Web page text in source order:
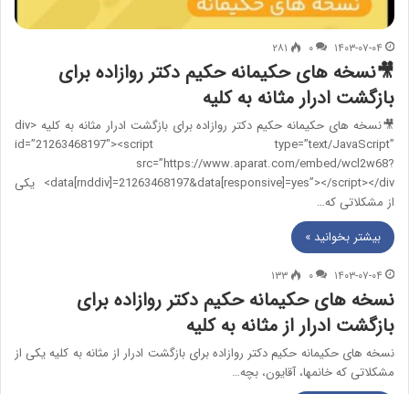
۱۴۰۳-۰۷-۰۴ ۰ ۲۸۱
🎥نسخه های حکیمانه حکیم دکتر روازاده برای
بازگشت ادرار مثانه به کلیه
🎥نسخه های حکیمانه حکیم دکتر روازاده برای بازگشت ادرار مثانه به کلیه <div
id=”21263468197″><script type=”text/JavaScript”
src=”https://www.aparat.com/embed/wcl2w68?
data[rnddiv]=21263468197&data[responsive]=yes”></script></div> یکی
از مشکلاتی که…
بیشتر بخوانید »
۱۴۰۳-۰۷-۰۴ ۰ ۱۳۳
نسخه های حکیمانه حکیم دکتر روازاده برای
بازگشت ادرار از مثانه به کلیه
نسخه های حکیمانه حکیم دکتر روازاده برای بازگشت ادرار از مثانه به کلیه یکی از
مشکلاتی که خانمها، آقایون، بچه…